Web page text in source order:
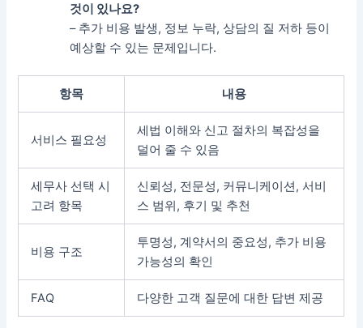
것이 있나요?
– 추가 비용 발생, 정보 누락, 상담의 질 저하 등이
예상할 수 있는 문제입니다.
항목 내용
서비스 필요성
세법 이해와 신고 절차의 복잡성을
덜어 줄 수 있음
세무사 선택 시
고려 항목
신뢰성, 전문성, 커뮤니케이션, 서비
스 범위, 후기 및 추천
비용 구조
투명성, 계약서의 중요성, 추가 비용
가능성의 확인
FAQ 다양한 고객 질문에 대한 답변 제공